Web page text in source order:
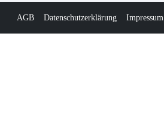
AGB Datenschutzerklärung Impressum